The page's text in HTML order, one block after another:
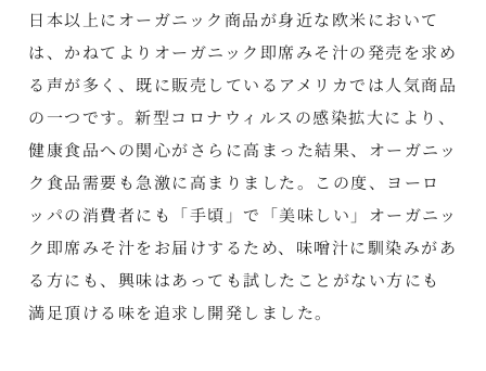
日本以上にオーガニック商品が身近な欧米において
は、かねてよりオーガニック即席みそ汁の発売を求め
る声が多く、既に販売しているアメリカでは人気商品
の一つです。新型コロナウィルスの感染拡大により、
健康食品への関心がさらに高まった結果、オーガニッ
ク食品需要も急激に高まりました。この度、ヨーロ
ッパの消費者にも「手頃」で「美味しい」オーガニッ
ク即席みそ汁をお届けするため、味噌汁に馴染みがあ
る方にも、興味はあっても試したことがない方にも
満足頂ける味を追求し開発しました。